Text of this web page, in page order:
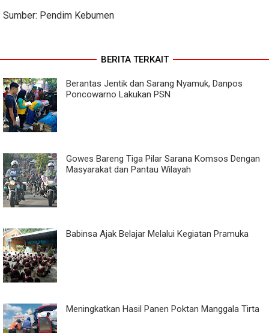
Sumber: Pendim Kebumen
BERITA TERKAIT
Berantas Jentik dan Sarang Nyamuk, Danpos
Poncowarno Lakukan PSN
Gowes Bareng Tiga Pilar Sarana Komsos Dengan
Masyarakat dan Pantau Wilayah
Babinsa Ajak Belajar Melalui Kegiatan Pramuka
Meningkatkan Hasil Panen Poktan Manggala Tirta